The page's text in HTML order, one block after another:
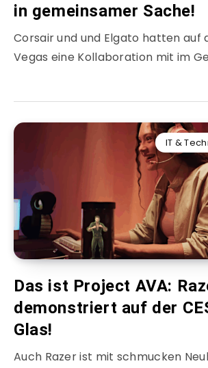
in gemeinsamer Sache!
Corsair und und Elgato hatten auf
Vegas eine Kollaboration mit im
IT &
Das ist Project AVA:
demonstriert auf der
Glas!
Auch Razer ist mit schmucken